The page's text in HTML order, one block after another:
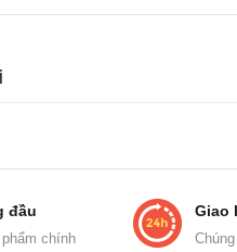
đầu
chính
Giao